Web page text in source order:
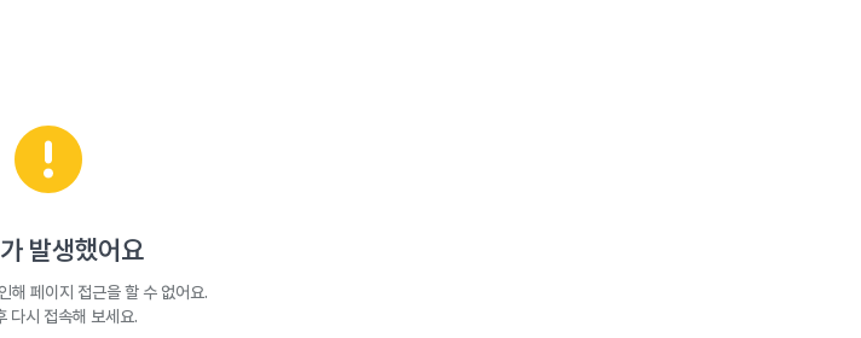
발생했어요
해 페이지 접근을 할 수 없어요.
다시 접속해 보세요.